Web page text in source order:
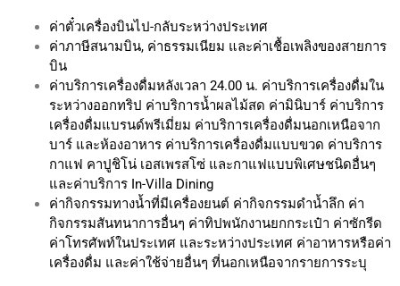
ค่าตั๋วเครื่องบินไป-กลับระหว่างประเทศ
ค่าภาษีสนามบิน, ค่าธรรมเนียม และค่าเชื้อเพลิงของสายการ
บิน
ค่าบริการเครื่องดื่มหลังเวลา 24.00 น. ค่าบริการเครื่องดื่มใน
ระหว่างออกทริป ค่าบริการน้ำผลไม้สด ค่ามินิบาร์ ค่าบริการ
เครื่องดื่มแบรนด์พรีเมี่ยม ค่าบริการเครื่องดื่มนอกเหนือจาก
บาร์ และห้องอาหาร ค่าบริการเครื่องดื่มแบบขวด ค่าบริการ
กาแฟ คาปูชิโน่ เอสเพรสโซ่ และกาแฟแบบพิเศษชนิดอื่นๆ
และค่าบริการ In-Villa Dining
ค่ากิจกรรมทางน้ำที่มีเครื่องยนต์ ค่ากิจกรรมดำน้ำลึก ค่า
กิจกรรมสันทนาการอื่นๆ ค่าทิปพนักงานยกกระเป๋า ค่าซักรีด
ค่าโทรศัพท์ในประเทศ และระหว่างประเทศ ค่าอาหารหรือค่า
เครื่องดื่ม และค่าใช้จ่ายอื่นๆ ที่นอกเหนือจากรายการระบุ